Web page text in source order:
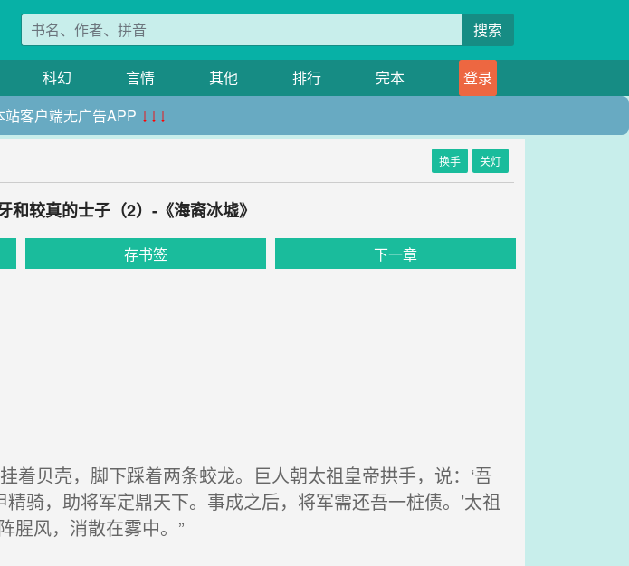
搜索
科幻 言情 其他 排行 完本
登录
客户端无广告APP ↓↓↓
换手 关灯
较真的士子（2）-《海裔冰墟》
存书签 下一章
贝壳，脚下踩着两条蛟龙。巨人朝太祖皇帝拱手，说：‘吾
骑，助将军定鼎天下。事成之后，将军需还吾一桩债。’太祖
腥风，消散在雾中。”